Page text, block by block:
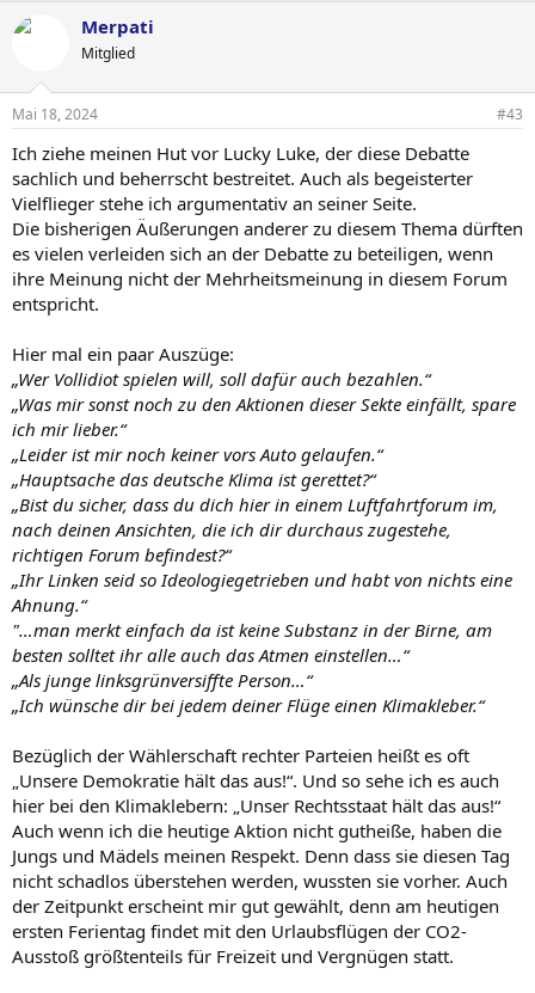
Blöderweise wirst du der dritten Welt nicht Elektrizität verbieten
können. Und dann wirds schon ziemlich dünn bei effektiven
Hebeln, wo du ansetzen willst.
c
s
Merpati
Mitglied
Mai 18, 2024 #43
Ich ziehe meinen Hut vor Lucky Luke, der diese Debatte
sachlich und beherrscht bestreitet. Auch als begeisterter
Vielflieger stehe ich argumentativ an seiner Seite.
Die bisherigen Äußerungen anderer zu diesem Thema dürften
es vielen verleiden sich an der Debatte zu beteiligen, wenn
ihre Meinung nicht der Mehrheitsmeinung in diesem Forum
entspricht.
Hier mal ein paar Auszüge:
„Wer Vollidiot spielen will, soll dafür auch bezahlen.“
„Was mir sonst noch zu den Aktionen dieser Sekte einfällt, spare
ich mir lieber.“
„Leider ist mir noch keiner vors Auto gelaufen.“
„Hauptsache das deutsche Klima ist gerettet?“
„Bist du sicher, dass du dich hier in einem Luftfahrtforum im,
nach deinen Ansichten, die ich dir durchaus zugestehe,
richtigen Forum befindest?“
„Ihr Linken seid so Ideologiegetrieben und habt von nichts eine
Ahnung.“
"…man merkt einfach da ist keine Substanz in der Birne, am
besten solltet ihr alle auch das Atmen einstellen…“
„Als junge linksgrünversiffte Person…“
„Ich wünsche dir bei jedem deiner Flüge einen Klimakleber.“
Bezüglich der Wählerschaft rechter Parteien heißt es oft
„Unsere Demokratie hält das aus!“. Und so sehe ich es auch
hier bei den Klimaklebern: „Unser Rechtsstaat hält das aus!“
Auch wenn ich die heutige Aktion nicht gutheiße, haben die
Jungs und Mädels meinen Respekt. Denn dass sie diesen Tag
nicht schadlos überstehen werden, wussten sie vorher. Auch
der Zeitpunkt erscheint mir gut gewählt, denn am heutigen
ersten Ferientag findet mit den Urlaubsflügen der CO2-
Ausstoß größtenteils für Freizeit und Vergnügen statt.